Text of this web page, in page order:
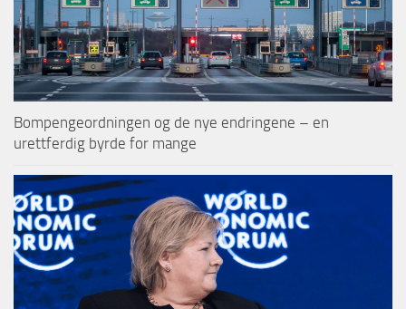
Bompengeordningen og de nye endringene – en
urettferdig byrde for mange